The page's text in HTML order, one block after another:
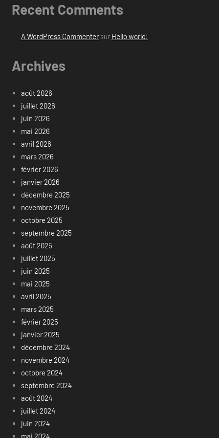
Recent Comments
A WordPress Commentersur Hello world!
Archives
août 2026
juillet 2026
juin 2026
mai 2026
avril 2026
mars 2026
février 2026
janvier 2026
décembre 2025
novembre 2025
octobre 2025
septembre 2025
août 2025
juillet 2025
juin 2025
mai 2025
avril 2025
mars 2025
février 2025
janvier 2025
décembre 2024
novembre 2024
octobre 2024
septembre 2024
août 2024
juillet 2024
juin 2024
mai 2024